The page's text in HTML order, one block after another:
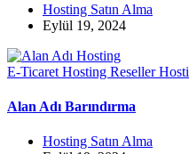
Hosting Satın Alma
Eylül 19, 2024
E-Ticaret Hosting Reseller
Alan Adı Barındırma
Hosting Satın Alma